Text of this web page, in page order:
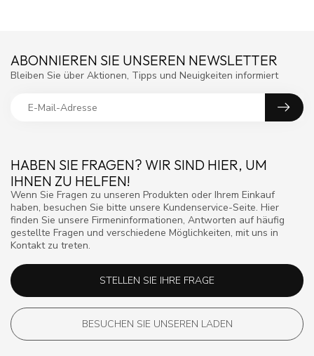
HABEN SIE FRAGEN? WIR SIND HIER, UM
IHNEN ZU HELFEN!
Wenn Sie Fragen zu unseren Produkten oder Ihrem Einkauf
haben, besuchen Sie bitte unsere Kundenservice-Seite. Hier
finden Sie unsere Firmeninformationen, Antworten auf häufig
gestellte Fragen und verschiedene Möglichkeiten, mit uns in
Kontakt zu treten.
STELLEN SIE IHRE FRAGE
BESUCHEN SIE UNSEREN LADEN
ABONNIEREN SIE UNSEREN NEWSLETTER
Bleiben Sie über Aktionen, Tipps und Neuigkeiten informiert